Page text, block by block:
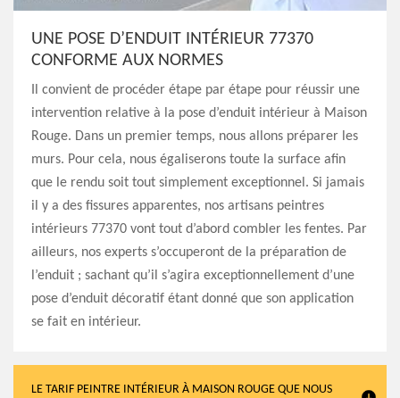
UNE POSE D’ENDUIT INTÉRIEUR 77370
CONFORME AUX NORMES
Il convient de procéder étape par étape pour réussir une
intervention relative à la pose d’enduit intérieur à Maison
Rouge. Dans un premier temps, nous allons préparer les
murs. Pour cela, nous égaliserons toute la surface afin
que le rendu soit tout simplement exceptionnel. Si jamais
il y a des fissures apparentes, nos artisans peintres
intérieurs 77370 vont tout d’abord combler les fentes. Par
ailleurs, nos experts s’occuperont de la préparation de
l’enduit ; sachant qu’il s’agira exceptionnellement d’une
pose d’enduit décoratif étant donné que son application
se fait en intérieur.
LE TARIF PEINTRE INTÉRIEUR À MAISON ROUGE QUE NOUS